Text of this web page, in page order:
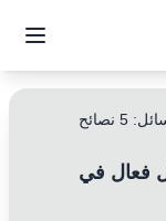
فعال في